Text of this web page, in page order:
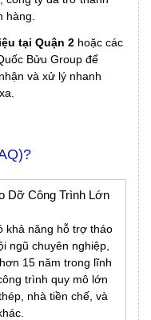
hàng.
tại Quận 2 hoặc các
Bửu Group để
và xử lý nhanh
Dỡ Công Trình Lớn
khả năng hỗ trợ tháo
ngũ chuyên nghiệp,
15 năm trong lĩnh
trình quy mô lớn
nhà tiền chế, và